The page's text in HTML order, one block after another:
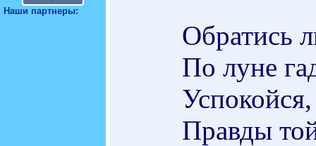
Наши партнеры:
Обратись
По луне
Правды